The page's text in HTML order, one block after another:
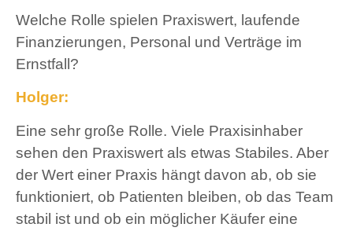
Welche Rolle spielen Praxiswert, laufende
Finanzierungen, Personal und Verträge im
Ernstfall?
Holger:
Eine sehr große Rolle. Viele Praxisinhaber
sehen den Praxiswert als etwas Stabiles. Aber
der Wert einer Praxis hängt davon ab, ob sie
funktioniert, ob Patienten bleiben, ob das Team
stabil ist und ob ein möglicher Käufer eine